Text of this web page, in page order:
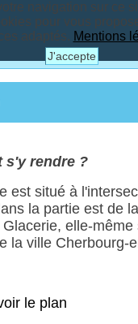
navigation sur ce
pour vous
adaptés. Mentions
J'accepte
s'y rendre ?
est situé à
la partie est de
elle-même
la ville Cherbourg-
le plan